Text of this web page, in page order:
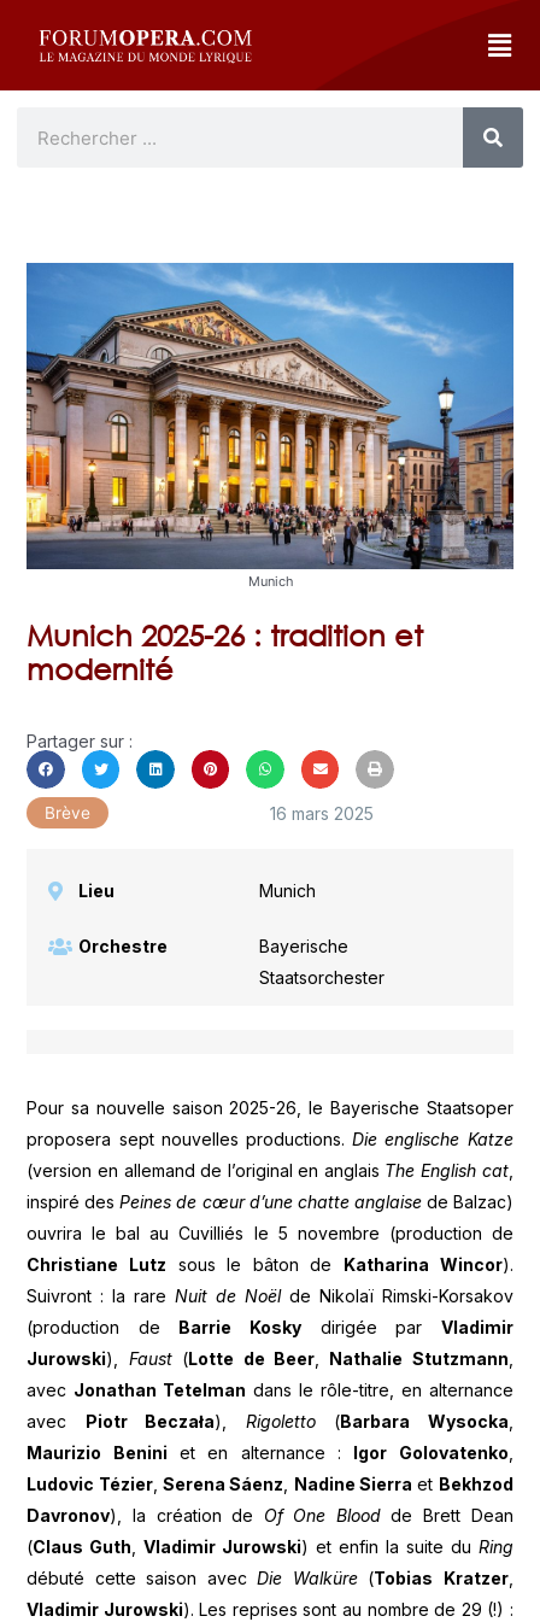
Munich
Munich 2025-26 : tradition et
modernité
Partager sur :
Brève 16 mars 2025
Lieu Munich
Orchestre
Bayerische
Staatsorchester
Pour sa nouvelle saison 2025-26, le Bayerische Staatsoper
proposera sept nouvelles productions.Die englische Katze
(version en allemand de l’original en anglais The English cat,
inspiré desPeines de cœur d’une chatte anglaisede Balzac)
ouvrira le bal au Cuvilliés le 5 novembre (production de
Christiane Lutz sous le bâton de Katharina Wincor).
Suivront : la rareNuit de Noëlde Nikolaï Rimski-Korsakov
(production de Barrie Kosky dirigée par Vladimir
Jurowski), Faust(Lotte de Beer, Nathalie Stutzmann
avec Jonathan Tetelman dans le rôle-titre, en alternance
avec Piotr Beczała), Rigoletto(Barbara Wysocka
Maurizio Benini et en alternance : Igor Golovatenko
Ludovic Tézier,Serena Sáenz Nadine Sierra et Bekhzod
Davronov), la création de Of One Bloodde Brett Dean
(Claus Guth ,Vladimir Jurowski) et enfin la suite du Ring
débuté cette saison avecDie Walküre(Tobias Kratzer,
Vladimir Jurowski). Les reprises sont au nombre de 29 (!) :